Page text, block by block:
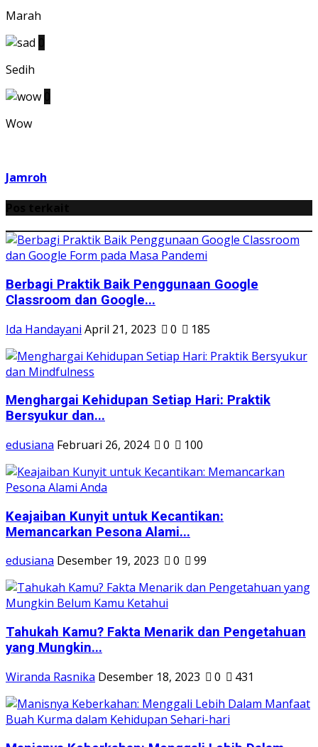
Marah
Sedih
Wow
Jamroh
Berbagi Praktik Baik Penggunaan Google
Classroom dan Google...
Ida Handayani April 21, 2023 0 185
Menghargai Kehidupan Setiap Hari: Praktik
Bersyukur dan...
edusiana Februari 26, 2024 0 100
Keajaiban Kunyit untuk Kecantikan:
Memancarkan Pesona Alami...
edusiana Desember 19, 2023 0 99
Tahukah Kamu? Fakta Menarik dan Pengetahuan
yang Mungkin...
Wiranda Rasnika Desember 18, 2023 0 431